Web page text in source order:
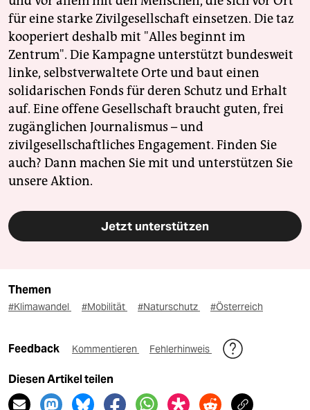
für eine starke Zivilgesellschaft einsetzen. Die taz
kooperiert deshalb mit "Alles beginnt im
Zentrum". Die Kampagne unterstützt bundesweit
linke, selbstverwaltete Orte und baut einen
solidarischen Fonds für deren Schutz und Erhalt
auf. Eine offene Gesellschaft braucht guten, frei
zugänglichen Journalismus – und
zivilgesellschaftliches Engagement. Finden Sie
auch? Dann machen Sie mit und unterstützen Sie
unsere Aktion.
Jetzt unterstützen
Themen
#Klimawandel #Mobilität #Naturschutz #Österreich
Feedback Kommentieren Fehlerhinweis
Diesen Artikel teilen